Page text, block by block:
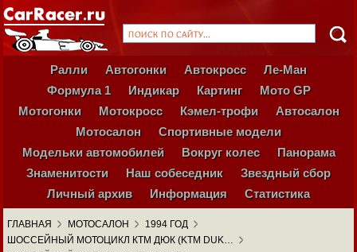
Ралли Автогонки Автокросс
Ле-Ман
Формула 1
Индикар Картинг
Мото GP
Мотогонки
Мотокросс Кэмел-трофи
Автосалон
Мотосалон
Спортивные модели
Модельки автомобилей
Вокруг колес
Панорама
Знаменитости
Наш собеседник
Звездный сбор
Личный архив
Информация Статистика
ГЛАВНАЯ МОТОСАЛОН
1994 ГОД
ШОССЕЙНЫЙ МОТОЦИКЛ КТМ ДЮК (KTM DUK…